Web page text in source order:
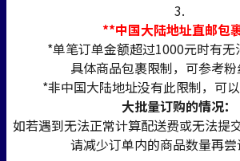
3.
**中国大陆地址直邮包
*单笔订单金额超过1000元时有无
具体商品包裹限制，可参考粉
*非中国大陆地址没有此限制，可以
大批量订购的情况：
如若遇到无法正常计算配送费或无法提
请减少订单内的商品数量再尝